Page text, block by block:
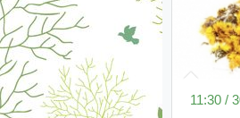
11:30 /